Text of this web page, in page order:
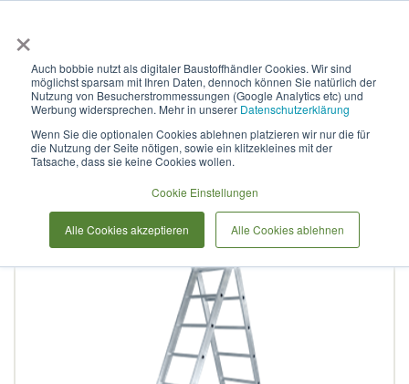
×
Auch bobbie nutzt als digitaler Baustoffhändler Cookies. Wir sind
möglichst sparsam mit Ihren Daten, dennoch können Sie natürlich der
Nutzung von Besucherstrommessungen (Google Analytics etc) und
Werbung widersprechen. Mehr in unserer Datenschutzerklärung
Wenn Sie die optionalen Cookies ablehnen platzieren wir nur die für
die Nutzung der Seite nötigen, sowie ein klitzekleines mit der
Tatsache, dass sie keine Cookies wollen.
Cookie Einstellungen
Alle Cookies akzeptieren Alle Cookies ablehnen
Sprossenleiter aus
Aluminium, zweiteilig, NV
1220 2x7